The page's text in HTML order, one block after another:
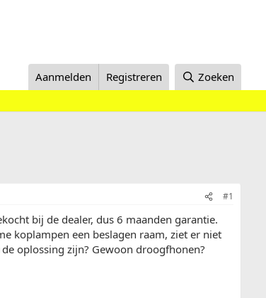
Aanmelden Registreren Zoeken
#1
bij de dealer, dus 6 maanden garantie.
koplampen een beslagen raam, ziet er niet
oplossing zijn? Gewoon droogfhonen?